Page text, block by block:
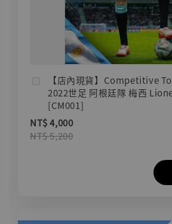
【店內現貨】Competitive
2022世足 阿根廷隊 梅西
[CM001]
NT$ 4,000
NT$ 5,200